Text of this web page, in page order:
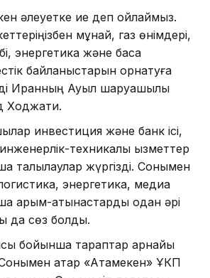
әлеуетке ие деп ойлаймыз.
мұнай, газ өнімдері,
энергетика және басқа
байланыстарын орнатуға
Иранның Ауыл шаруашылық
Ходжати.
инвестиция және банк ісі,
теxникалық қызметтер
талқылаулар жүргізді. Сонымен
энергетика, медиа
қарым-қатынастарды одан әрі
да сөз болды.
бойынша тараптар арнайы
Сонымен қатар «Атамекен» ҰКП